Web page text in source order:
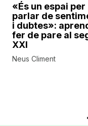
«És un espai per
parlar de
i dubtes»:
fer de pare al
XXI
Neus Climent